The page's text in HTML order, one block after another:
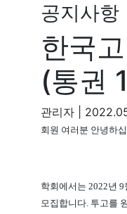
공지사항
한국
(통권
관리자
회원 여러분 안녕하
학회에서는 2022년 9
모집합니다. 투고를